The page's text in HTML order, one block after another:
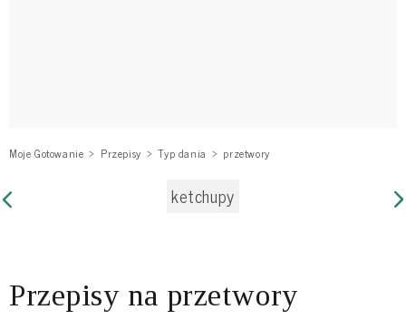
Moje Gotowanie Przepisy Typ dania przetwory
ketchupy
Przepisy na przetwory